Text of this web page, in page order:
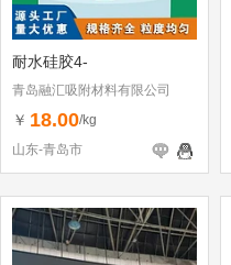
耐水硅胶4-
青岛融汇吸附材料有限公司
￥ 18.00/kg
山东-青岛市